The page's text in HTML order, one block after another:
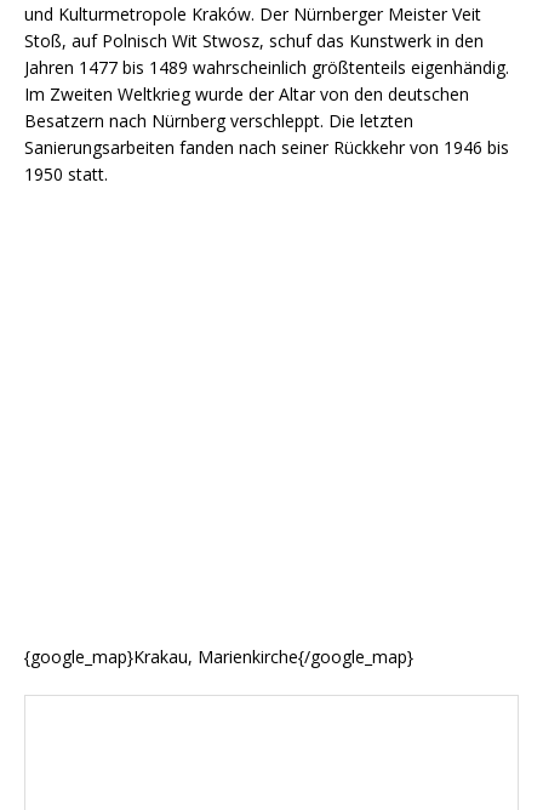
und Kulturmetropole Kraków. Der Nürnberger Meister Veit
Stoß, auf Polnisch Wit Stwosz, schuf das Kunstwerk in den
Jahren 1477 bis 1489 wahrscheinlich größtenteils eigenhändig.
Im Zweiten Weltkrieg wurde der Altar von den deutschen
Besatzern nach Nürnberg verschleppt. Die letzten
Sanierungsarbeiten fanden nach seiner Rückkehr von 1946 bis
1950 statt.
{google_map}Krakau, Marienkirche{/google_map}